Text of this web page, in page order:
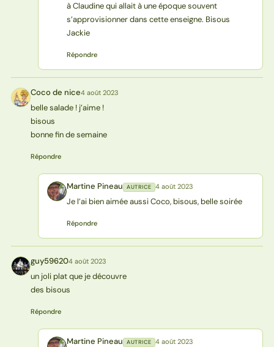
à Claudine qui allait à une époque souvent
s’approvisionner dans cette enseigne. Bisous
Jackie
Répondre
CN Coco de nice4 août 2023
belle salade ! j’aime !
bisous
bonne fin de semaine
Répondre
MP Martine Pineau AUTRICE 4 août 2023
Je l’ai bien aimée aussi Coco, bisous, belle soirée
Répondre
G guy596204 août 2023
un joli plat que je découvre
des bisous
Répondre
Martine Pineau AUTRICE 4 août 2023